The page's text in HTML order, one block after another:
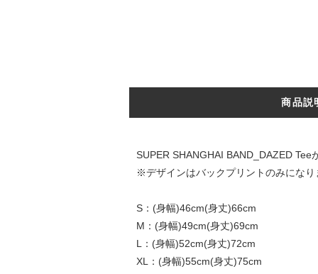
商品説
SUPER SHANGHAI BAND_DAZED Tee
※デザインはバックプリントのみになり
S：(身幅)46cm(身丈)66cm
M：(身幅)49cm(身丈)69cm
L：(身幅)52cm(身丈)72cm
XL：(身幅)55cm(身丈)75cm